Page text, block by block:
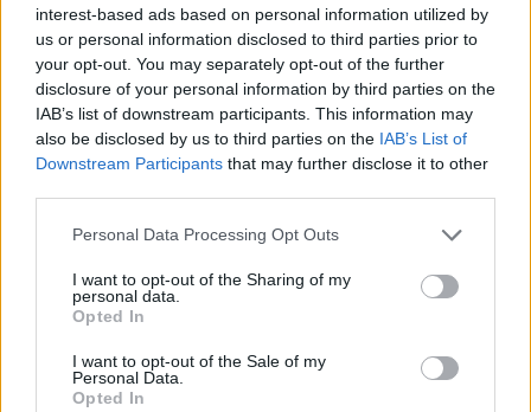
interest-based ads based on personal information utilized by
us or personal information disclosed to third parties prior to
your opt-out. You may separately opt-out of the further
disclosure of your personal information by third parties on the
IAB’s list of downstream participants. This information may
also be disclosed by us to third parties on the IAB’s List of
Downstream Participants that may further disclose it to other
Personal Data Processing Opt Outs
I want to opt-out of the Sharing of my
personal data.
Opted In
I want to opt-out of the Sale of my
Personal Data.
Opted In
ALTRE NOTIZIE DI BUSTO GAROLFO